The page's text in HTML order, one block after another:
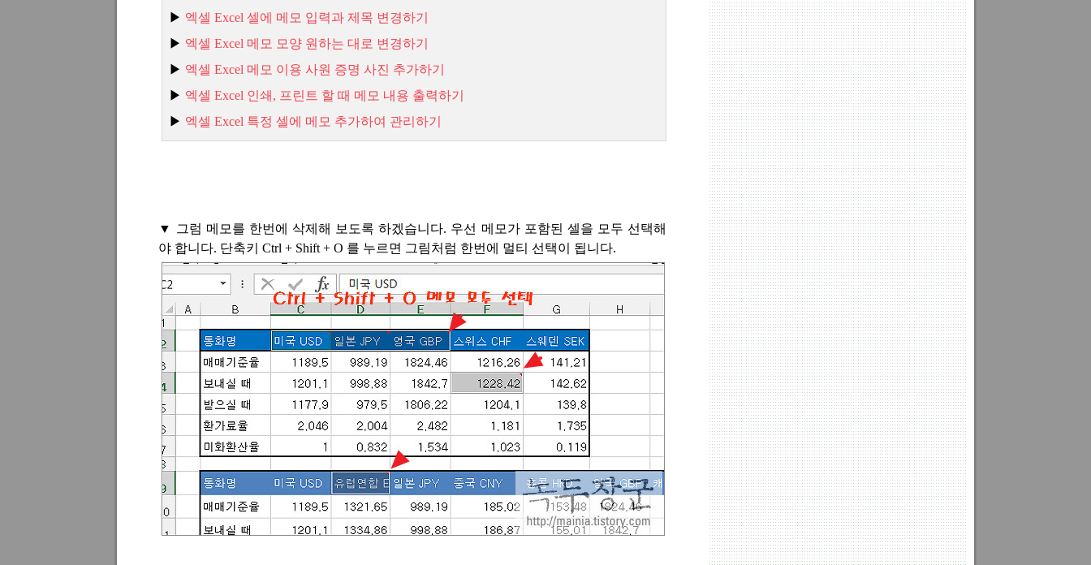
▶ 엑셀 Excel 셀에 메모 입력과 제목 변경하기
▶ 엑셀 Excel 메모 모양 원하는 대로 변경하기
▶ 엑셀 Excel 메모 이용 사원 증명 사진 추가하기
▶ 엑셀 Excel 인쇄, 프린트 할 때 메모 내용 출력하기
▶ 엑셀 Excel 특정 셀에 메모 추가하여 관리하기
▼ 그럼 메모를 한번에 삭제해 보도록 하겠습니다. 우선 메모가 포함된 셀을 모두 선택해
야 합니다. 단축키 Ctrl + Shift + O 를 누르면 그림처럼 한번에 멀티 선택이 됩니다.